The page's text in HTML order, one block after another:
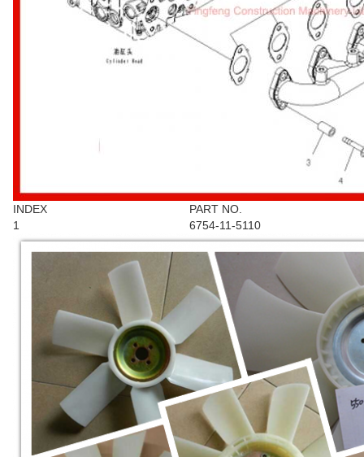
INDEX
PART NO.
1
6754-11-5110